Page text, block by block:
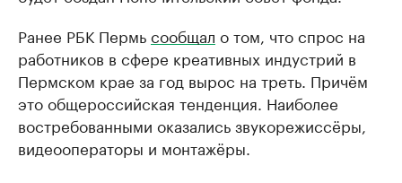
Ранее РБК Пермьсообщал о том, что спрос на
работников в сфере креативных индустрий в
Пермском крае за год вырос на треть. Причём
это общероссийская тенденция. Наиболее
востребованными оказались звукорежиссёры,
видеооператоры и монтажёры.